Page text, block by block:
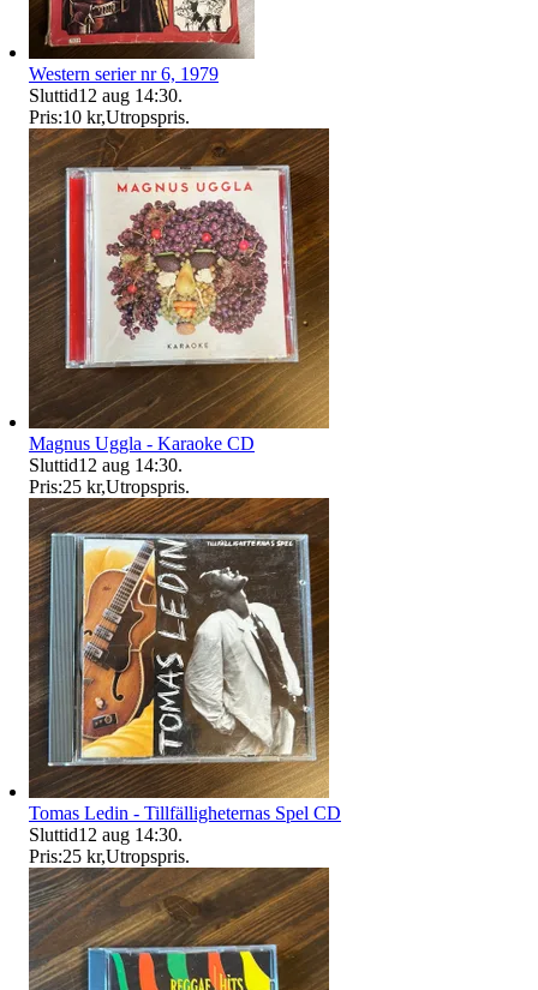
Western serier nr 6, 1979
Sluttid12 aug 14:30.
Pris:10 kr,Utropspris.
Magnus Uggla - Karaoke CD
Sluttid12 aug 14:30.
Pris:25 kr,Utropspris.
Tomas Ledin - Tillfälligheternas Spel CD
Sluttid12 aug 14:30.
Pris:25 kr,Utropspris.